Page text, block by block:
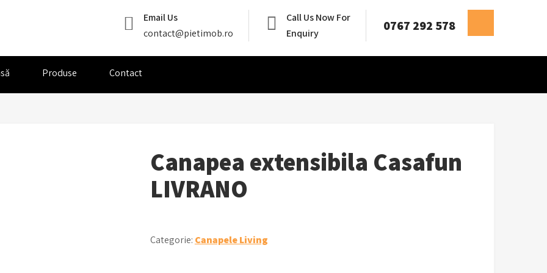
Email Us
contact@pietimob.ro
Call Us Now For
Enquiry
0767 292 578
Produse Contact
Canapea extensibila Casafun
LIVRANO
Categorie: Canapele Living